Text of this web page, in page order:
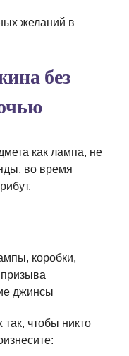
желаний в
без
как лампа, не
во время
коробки,
джинсы
чтобы никто